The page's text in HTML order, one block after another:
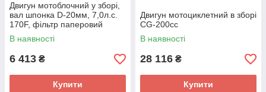
Двигун мотоблочний у зборі,
вал шпонка D-20мм, 7,0л.с.
170F, фільтр паперовий
В наявності
6 413 ₴
Купити
Двигун мотоциклетний в зборі
CG-200cc
В наявності
28 116 ₴
Купити